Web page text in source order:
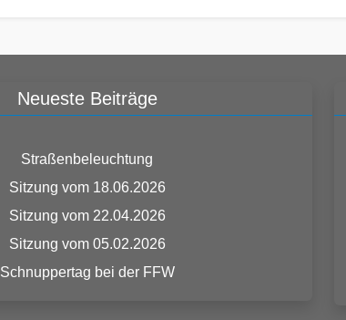
Neueste Beiträge
Straßenbeleuchtung
Sitzung vom 18.06.2026
Sitzung vom 22.04.2026
Sitzung vom 05.02.2026
Schnuppertag bei der FFW